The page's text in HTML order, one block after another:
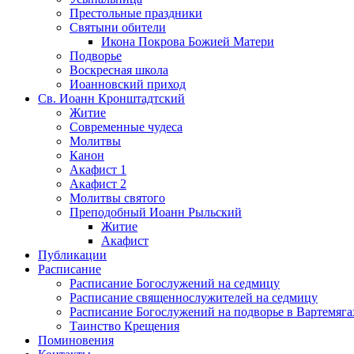
Престольные праздники
Святыни обители
Икона Покрова Божией Матери
Подворье
Воскресная школа
Иоанновский приход
Св. Иоанн Кронштадтский
Житие
Современные чудеса
Молитвы
Канон
Акафист 1
Акафист 2
Молитвы святого
Преподобный Иоанн Рыльский
Житие
Акафист
Публикации
Расписание
Расписание Богослужений на седмицу
Расписание священнослужителей на седмицу
Расписание Богослужений на подворье в
Таинство Крещения
Поминовения